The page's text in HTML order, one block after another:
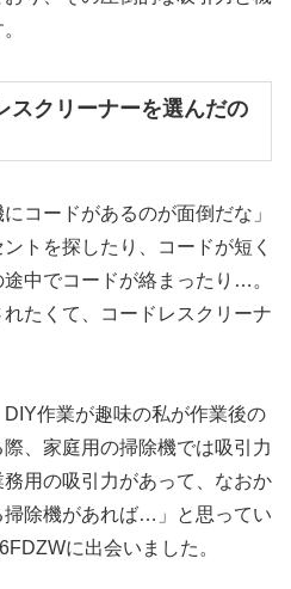
スクリーナーを選んだの
コードがあるのが面倒だな」
トを探したり、コードが短く
中でコードが絡まったり…。
たくて、コードレスクリーナ
作業が趣味の私が作業後の
、家庭用の掃除機では吸引力
用の吸引力があって、なおか
除機があれば…」と思ってい
に出会いました。